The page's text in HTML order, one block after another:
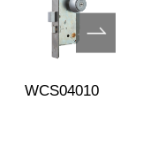
WCS04010